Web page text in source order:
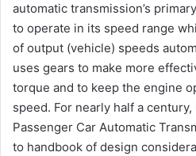
automatic transmission’s
to operate in its speed range
of output (vehicle) speeds
uses gears to make more
torque and to keep the engine
speed. For nearly half a
Passenger Car Automatic
to handbook of design